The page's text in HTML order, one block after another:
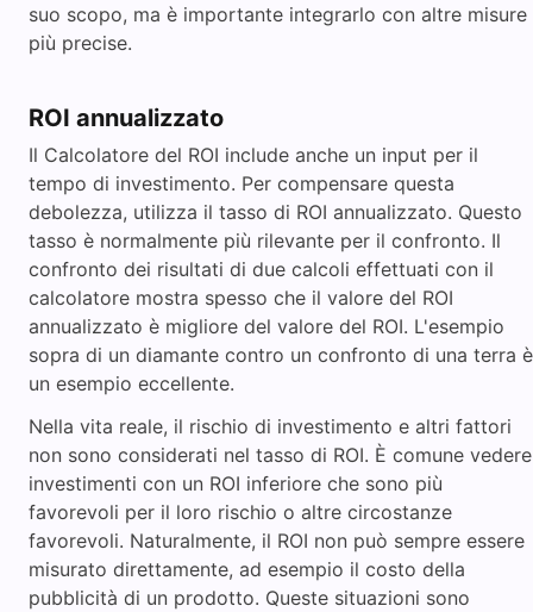
suo scopo, ma è importante integrarlo con altre misure
più precise.
ROI annualizzato
Il Calcolatore del ROI include anche un input per il
tempo di investimento. Per compensare questa
debolezza, utilizza il tasso di ROI annualizzato. Questo
tasso è normalmente più rilevante per il confronto. Il
confronto dei risultati di due calcoli effettuati con il
calcolatore mostra spesso che il valore del ROI
annualizzato è migliore del valore del ROI. L'esempio
sopra di un diamante contro un confronto di una terra è
un esempio eccellente.
Nella vita reale, il rischio di investimento e altri fattori
non sono considerati nel tasso di ROI. È comune vedere
investimenti con un ROI inferiore che sono più
favorevoli per il loro rischio o altre circostanze
favorevoli. Naturalmente, il ROI non può sempre essere
misurato direttamente, ad esempio il costo della
pubblicità di un prodotto. Queste situazioni sono